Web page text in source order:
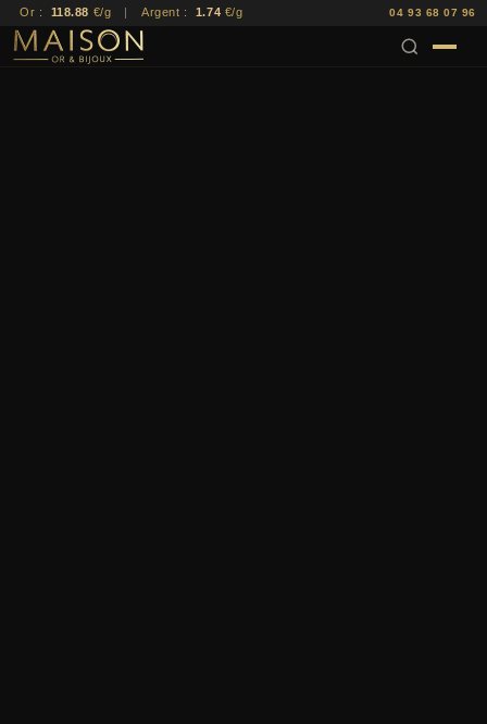
Or : 118.88 €/g | Argent : 1.74 €/g 04 93 68 07 96